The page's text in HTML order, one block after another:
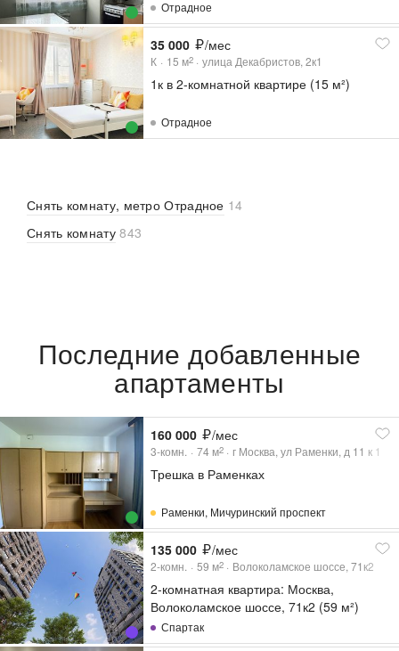
Отрадное
35 000 /мес
К 15 м2 улица Декабристов, 2к1
1к в 2-комнатной квартире (15 м²)
Отрадное
Снять комнату, метро Отрадное 14
Снять комнату 843
Последние добавленные
апартаменты
160 000 /мес
3-комн. 74 м2 г Москва, ул Раменки, д 11 к 1
Трешка в Раменках
Раменки, Мичуринский проспект
135 000 /мес
2-комн. 59 м2 Волоколамское шоссе, 71к2
2-комнатная квартира: Москва,
Волоколамское шоссе, 71к2 (59 м²)
Спартак